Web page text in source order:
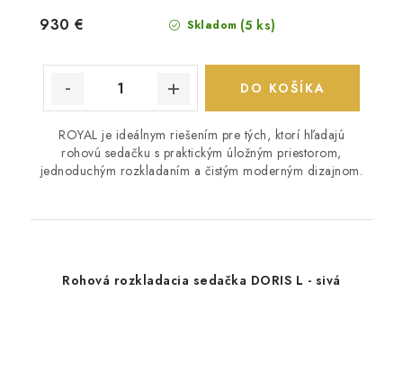
Skladom (5 ks)
930 €
DO KOŠÍKA
ROYAL je ideálnym riešením pre tých, ktorí hľadajú
rohovú sedačku s praktickým úložným priestorom,
jednoduchým rozkladaním a čistým moderným dizajnom.
Rohová rozkladacia sedačka DORIS L - sivá